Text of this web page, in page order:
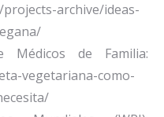
archive/ideas-
Médicos de Familia:
vegetariana-como-